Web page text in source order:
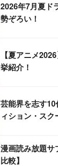
2026年7月夏ド
勢ぞろい！
【夏アニメ
挙紹介！
芸能界を志す
ィション・ス
漫画読み放題サ
比較】